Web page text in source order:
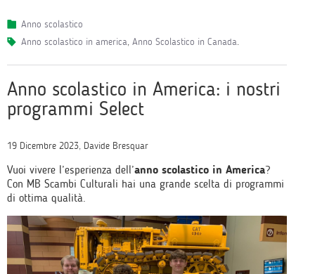
Anno scolastico
anno scolastico in america, Anno Scolastico in Canada.
Anno scolastico in America: i nostri
programmi Select
19 Dicembre 2023, Davide Bresquar
Vuoi vivere l’esperienza dell’anno scolastico in America?
Con MB Scambi Culturali hai una grande scelta di programmi
di ottima qualità.